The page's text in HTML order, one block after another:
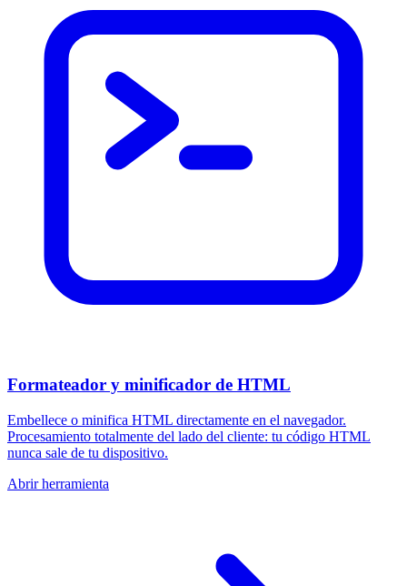
Formateador y minificador de HTML
Embellece o minifica HTML directamente en el navegador.
Procesamiento totalmente del lado del cliente: tu código HTML
nunca sale de tu dispositivo.
Abrir herramienta